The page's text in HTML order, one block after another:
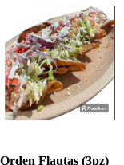
Orden Flautas (3pz)